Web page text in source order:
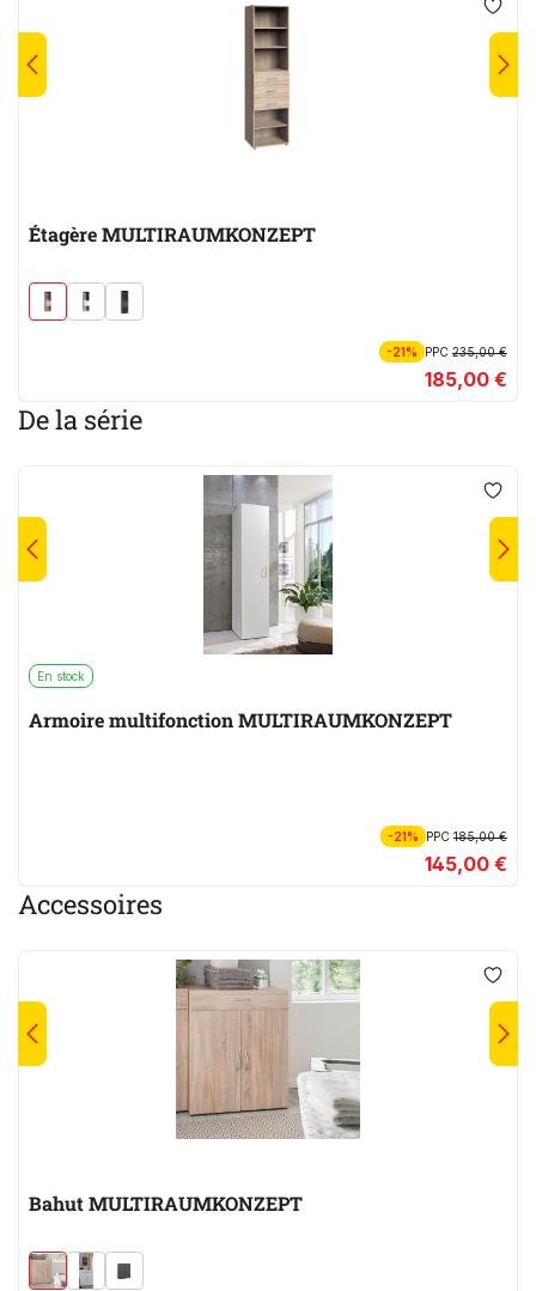
Étagère MULTIRAUMKONZEPT
-21% PPC235,00 €
185,00 €
De la série
En stock
Armoire multifonction MULTIRAUMKONZEPT
-21% PPC185,00 €
145,00 €
Accessoires
Bahut MULTIRAUMKONZEPT